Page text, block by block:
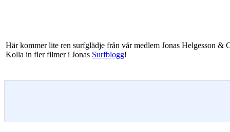
Här kommer lite ren surfglädje från vår medlem Jonas Helgesson &
Kolla in fler filmer i Jonas Surfblogg!